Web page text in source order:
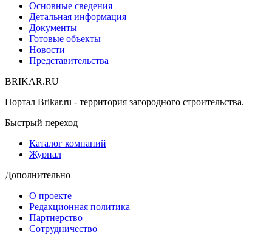
Основные сведения
Детальная информация
Документы
Готовые объекты
Новости
Представительства
BRIKAR.RU
Портал Brikar.ru - территория загородного строительства.
Быстрый переход
Каталог компаний
Журнал
Дополнительно
О проекте
Редакционная политика
Партнерство
Сотрудничество